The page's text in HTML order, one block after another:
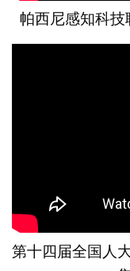
帕西尼感知科技
第十四届全国人